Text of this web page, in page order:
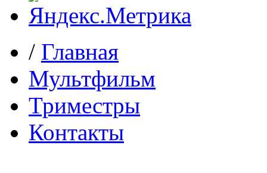
/ Главная
Мультфильм
Триместры
Контакты